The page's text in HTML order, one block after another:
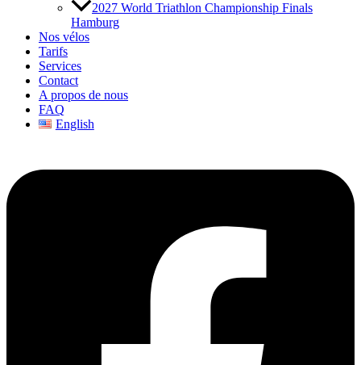
2027 World Triathlon Championship Finals
Hamburg
Nos vélos
Tarifs
Services
Contact
A propos de nous
FAQ
English